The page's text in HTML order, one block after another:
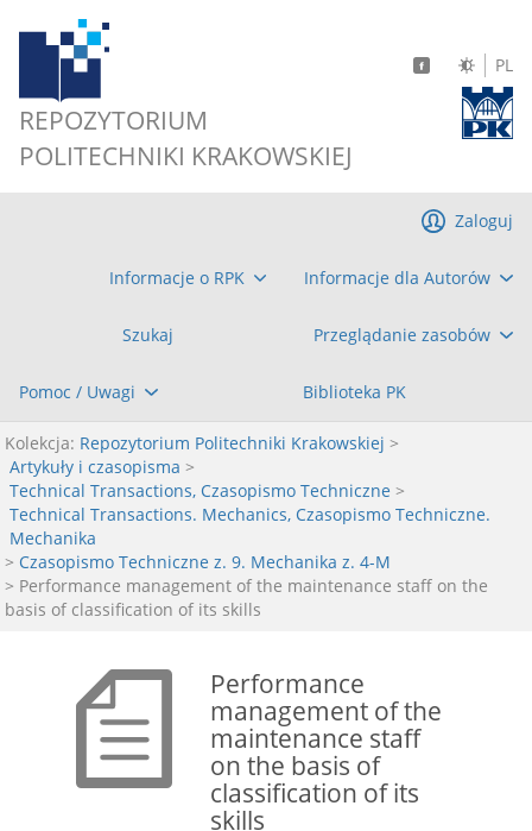
REPOZYTORIUM
POLITECHNIKI KRAKOWSKIEJ
PL
Informacje o RPK Informacje dla Autorów
Szukaj Przeglądanie zasobów
Pomoc / Uwagi Biblioteka PK
Zaloguj
Kolekcja: Repozytorium Politechniki Krakowskiej >
Artykuły i czasopisma >
Technical Transactions, Czasopismo Techniczne >
Technical Transactions. Mechanics, Czasopismo Techniczne.
Mechanika
> Czasopismo Techniczne z. 9. Mechanika z. 4-M
> Performance management of the maintenance staff on the
basis of classification of its skills
Performance
management of the
maintenance staff
on the basis of
classification of its
skills